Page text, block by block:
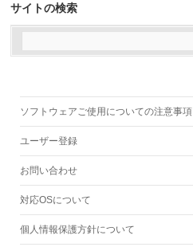
サイトの検索
ソフトウェアご使用についての注意事項
ユーザー登録
お問い合わせ
対応OSについて
個人情報保護方針について